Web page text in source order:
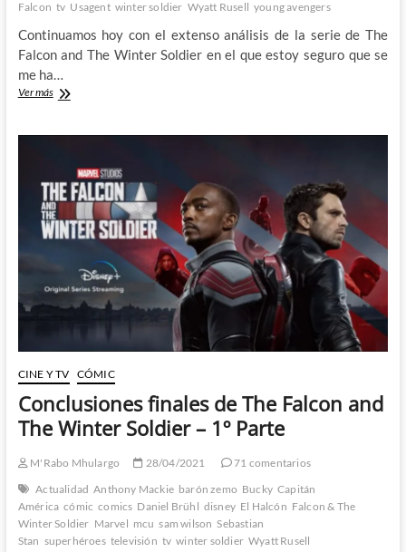
Falcon tv Usagent winter soldier Wyatt Rusell young avengers
Continuamos hoy con el extenso análisis de la serie de The
Falcon and The Winter Soldier en el que estoy seguro que se
me ha…
Ver másConclusiones
The
Winter
Soldier
–
CINE Y TV CÓMIC
Conclusiones finales de The Falcon and
The Winter Soldier – 1º Parte
M'Rabo Mhulargo 28/04/2021
71 comentarios
Actualidad Anthony Mackie barón zemo Bucky Capitán
América cómic comics Daniel Brühl disney El Halcón Falcon & The
Winter Soldier Marvel mcu sam wilson Sebastian
Stan superhéroes televisión tv winter soldier Wyatt Rusell